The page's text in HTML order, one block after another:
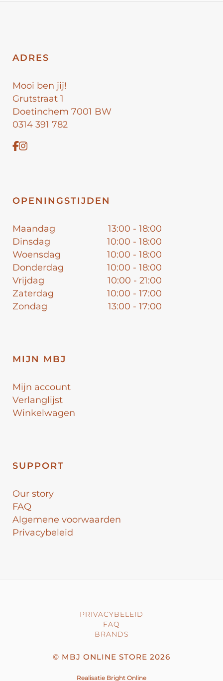
ADRES
Mooi ben jij!
Grutstraat 1
Doetinchem 7001 BW
0314 391 782
OPENINGSTIJDEN
Maandag
13:00 - 18:00
Dinsdag
10:00 - 18:00
Woensdag
10:00 - 18:00
Donderdag
10:00 - 18:00
Vrijdag
10:00 - 21:00
Zaterdag
10:00 - 17:00
Zondag
13:00 - 17:00
MIJN MBJ
Mijn account
Verlanglijst
Winkelwagen
SUPPORT
Our story
FAQ
Algemene voorwaarden
Privacybeleid
PRIVACYBELEID
FAQ
BRANDS
© MBJ ONLINE STORE 2026
Realisatie Bright Online